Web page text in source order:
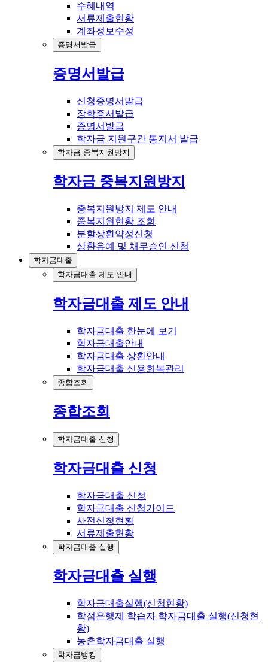
수혜내역
서류제출현황
계좌정보수정
증명서발급
증명서발급
신청증명서발급
장학증서발급
증명서발급
학자금 지원구간 통지서 발급
학자금 중복지원방지
학자금 중복지원방지
중복지원방지 제도 안내
중복지원현황 조회
분할상환약정신청
상환유예 및 채무승인 신청
학자금대출
학자금대출 제도 안내
학자금대출 제도 안내
학자금대출 한눈에 보기
학자금대출안내
학자금대출 상환안내
학자금대출 신용회복관리
종합조회
종합조회
학자금대출 신청
학자금대출 신청
학자금대출 신청
학자금대출 신청가이드
사전신청현황
서류제출현황
학자금대출 실행
학자금대출 실행
학자금대출실행(신청현황)
학점은행제 학습자 학자금대출 실행(신청현
황)
농촌학자금대출 실행
학자금뱅킹